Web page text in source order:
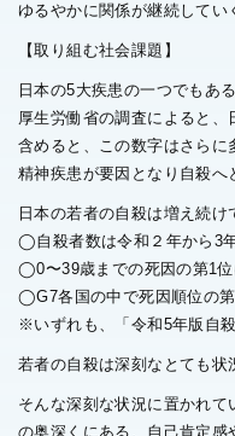
ゆるやかに関係が継続してい
【取り組む社会課題】
日本の5大疾患の一つでもあ
厚生労働省の調査によると
含めると、この数字はさらに
精神疾患が要因となり自殺へ
日本の若者の自殺は増え続け
◯自殺者数は令和２年から3
◯0〜39歳までの死因の第1
◯G7各国の中で死因順位の
※いずれも、「令和5年版自
若者の自殺は深刻なとても状
そんな深刻な状況に置かれ
の奥深くにある、自己肯定感